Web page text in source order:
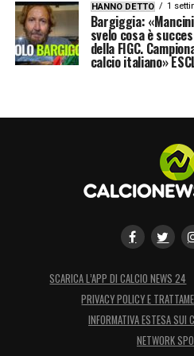
cui teniamo in maniera
cuore. Voglio vedere
disponibile poi a dire le
riparlarne».
LA PLAYLIST DELLE
HANNO DETTO 1
Bargiggia:
svelo cosa è
della FIGC.
calcio italiano»
SCARICA L’APP DI CALCIO NEWS 24
PRIVACY POLICY E
INFORMATIVA ESTESA SUI
NETWORK